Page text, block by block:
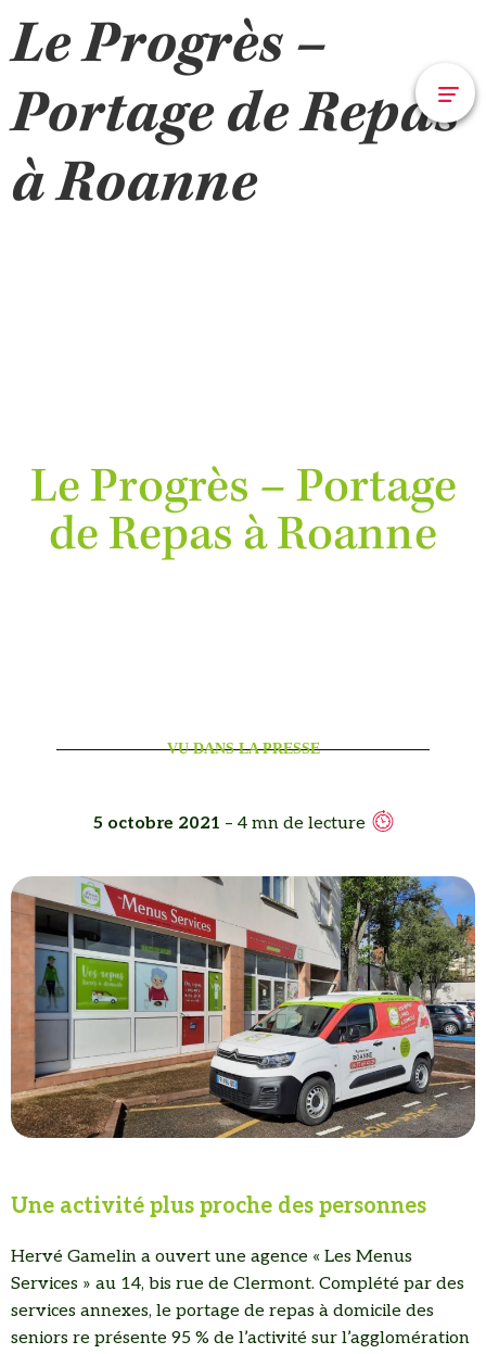
Le Progrès –
Portage de Repas
à Roanne
Le Progrès – Portage
de Repas à Roanne
VU DANS LA PRESSE
5 octobre 2021 – 4 mn de lecture
Une activité plus proche des personnes
Hervé Gamelin a ouvert une agence « Les Menus
Services » au 14, bis rue de Clermont. Complété par des
services annexes, le portage de repas à domicile des
seniors re présente 95 % de l’activité sur l’agglomération